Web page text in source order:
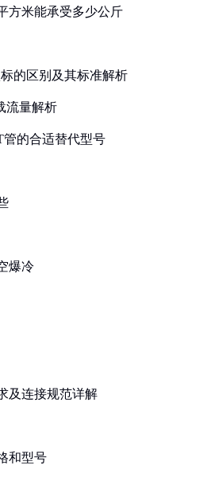
方米能承受多少公斤
的区别及其标准解析
流量解析
管的合适替代型号
爆冷
及连接规范详解
和型号